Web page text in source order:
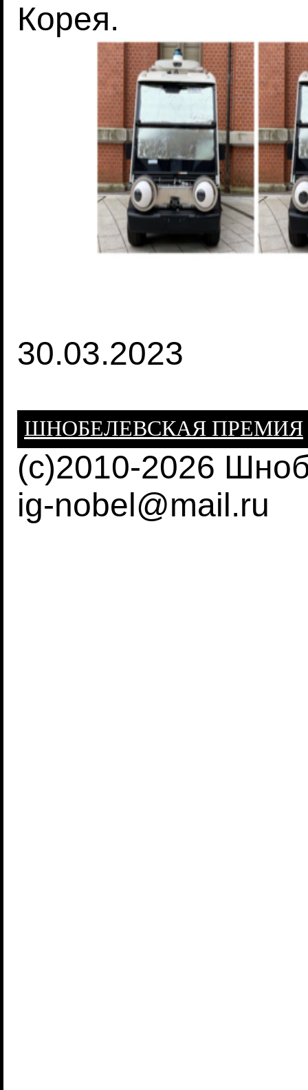
Корея.
30.03.2023
ШНОБЕЛЕВСКАЯ ПРЕМИЯ
(c)2010-2026
ig-nobel@mail.ru